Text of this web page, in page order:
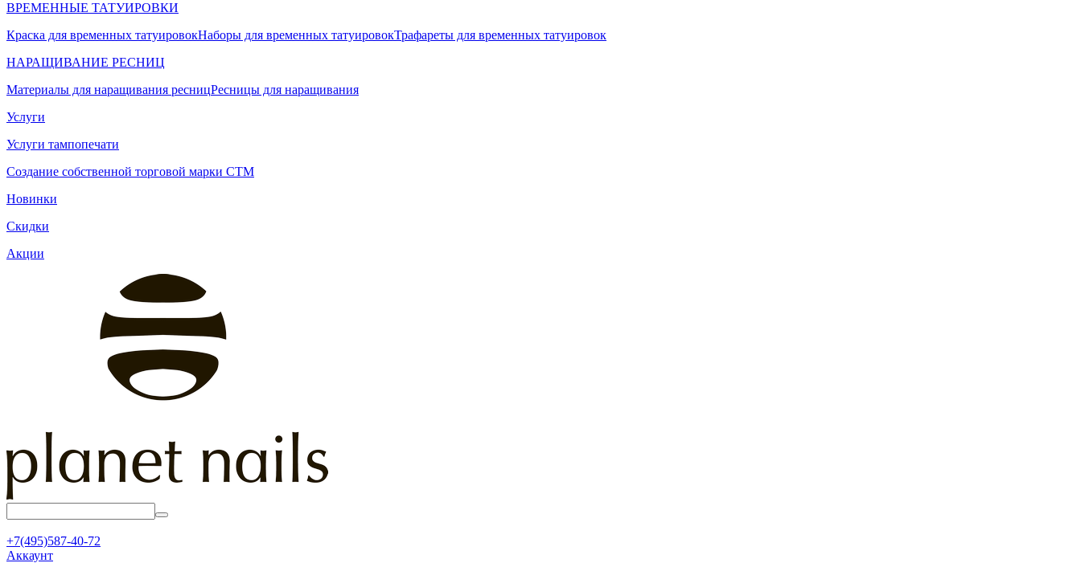
ВРЕМЕННЫЕ ТАТУИРОВКИ
Краска для временных татуировокНаборы для временных татуировокТрафареты для временных татуировок
НАРАЩИВАНИЕ РЕСНИЦ
Материалы для наращивания ресницРесницы для наращивания
Услуги
Услуги тампопечати
Создание собственной торговой марки СТМ
Новинки
Скидки
Акции
+7(495)587-40-72
Аккаунт